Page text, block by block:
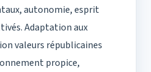
autonomie, esprit
Adaptation aux
valeurs républicaines
propice,